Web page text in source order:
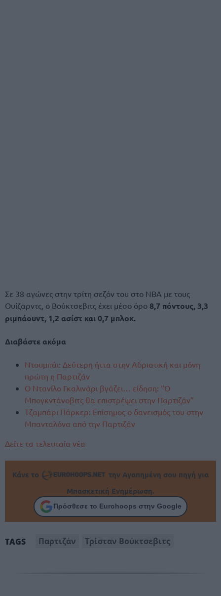
Σε 38 αγώνες στην τρίτη σεζόν του στο NBA με τους
Ουίζαρντς, ο Βούκτσεβιτς έχει μέσο όρο 8,7 πόντους, 3,3
ριμπάουντ, 1,2 ασίστ και 0,7 μπλοκ.
Διαβάστε ακόμα
Ντουμπάι: Δεύτερη ήττα στην Αδριατική και μόνη
πρώτη η Παρτιζάν
Ο Ντανίλο Γκαλινάρι βγάζει… είδηση: “Ο
Μπογκντάνοβιτς θα επιστρέψει στην Παρτιζάν”
Τζαμπάρι Πάρκερ: Επίσημος ο δανεισμός του στην
Μπανταλόνα από την Παρτιζάν
Δείτε τα τελευταία νέα
Κάνε το
την Αγαπημένη σου πηγή για
Μπασκετική Ενημέρωση.
Πρόσθεσε το Eurohoops στην Google
TAGS Παρτιζάν Τρίσταν Βούκτσεβιτς